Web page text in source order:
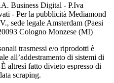
Business Digital - P.Iva
- Per la pubblicità Mediamond
sede legale Amsterdam (Paesi
Cologno Monzese (MI)
trasmessi e/o riprodotti è
all’addestramento di sistemi di
altresì fatto divieto espresso di
scraping.